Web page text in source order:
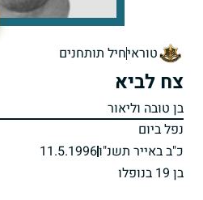
טוראיחיל תותחנים
צח לביא
בן טובה וליאור
נפל ביום
כ"ב באייר תשנ"ו11.5.1996
בן 19 בנופלו